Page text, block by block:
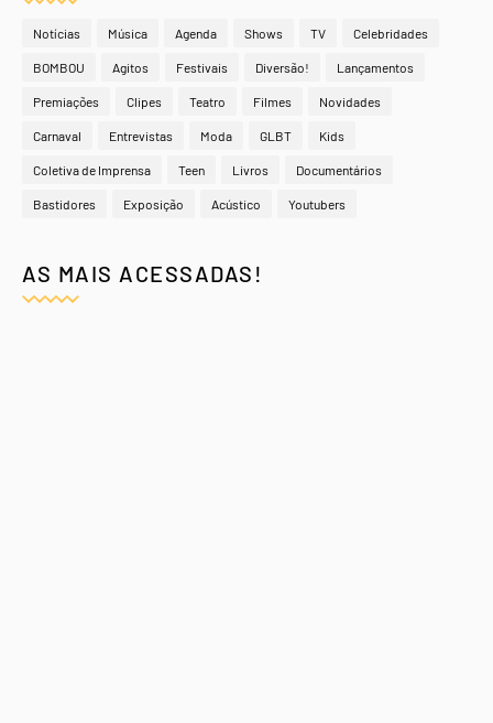
Notícias Música Agenda Shows TV Celebridades
BOMBOU Agitos Festivais Diversão! Lançamentos
Premiações Clipes Teatro Filmes Novidades
Carnaval Entrevistas Moda GLBT Kids
Coletiva de Imprensa Teen Livros Documentários
Bastidores Exposição Acústico Youtubers
AS MAIS ACESSADAS!